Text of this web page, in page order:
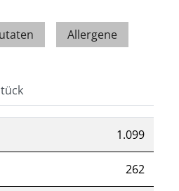
Allergene
1.099
262